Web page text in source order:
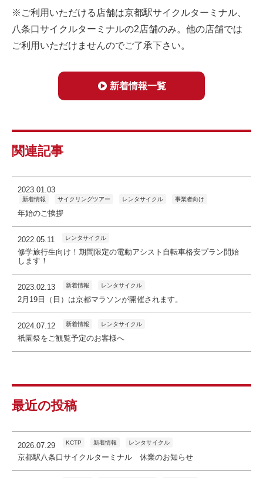
※ご利用いただける店舗は京都駅サイクルターミナル、
八条口サイクルターミナルの2店舗のみ。他の店舗では
ご利用いただけませんのでご了承下さい。
新着情報一覧
関連記事
2023.01.03
新着情報 サイクリングツアー レンタサイクル 事業者向け
年始のご挨拶
2022.05.11 レンタサイクル
修学旅行生向け！期間限定の電動アシスト自転車格安プラン開始
します！
2023.02.13 新着情報 レンタサイクル
2月19日（日）は京都マラソンが開催されます。
2024.07.12 新着情報 レンタサイクル
祇園祭をご観覧予定のお客様へ
最近の投稿
2026.07.29 KCTP 新着情報 レンタサイクル
京都駅八条口サイクルターミナル 休業のお知らせ